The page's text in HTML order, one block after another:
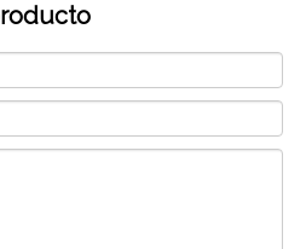
y el diseño innovador.